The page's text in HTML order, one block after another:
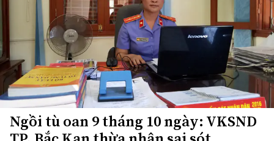
Ngồi tù oan 9 tháng 10 ngày: VKSND